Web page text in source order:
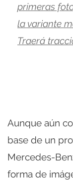
primeras
la variante
Traerá
Aunque aún
base de un
Mercedes-
forma de